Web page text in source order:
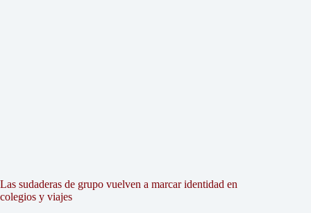
Las sudaderas de grupo vuelven a marcar identidad en
colegios y viajes